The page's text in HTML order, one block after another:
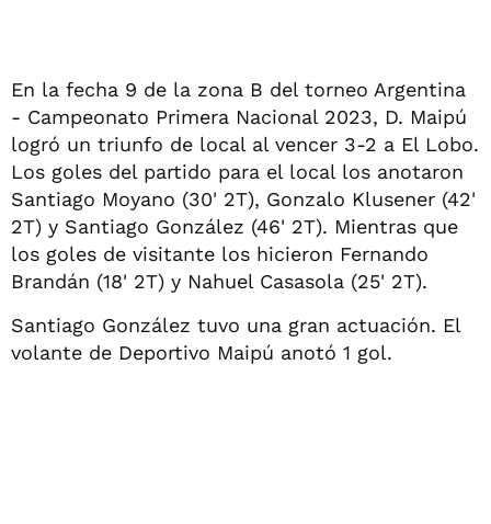
En la fecha 9 de la zona B del torneo Argentina
- Campeonato Primera Nacional 2023, D. Maipú
logró un triunfo de local al vencer 3-2 a El Lobo.
Los goles del partido para el local los anotaron
Santiago Moyano (30' 2T), Gonzalo Klusener (42'
2T) y Santiago González (46' 2T). Mientras que
los goles de visitante los hicieron Fernando
Brandán (18' 2T) y Nahuel Casasola (25' 2T).
Santiago González tuvo una gran actuación. El
volante de Deportivo Maipú anotó 1 gol.